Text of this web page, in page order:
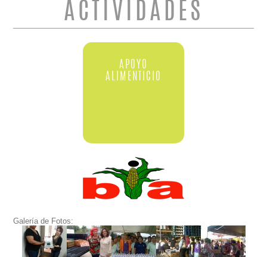
ACTIVIDADES
APOYO
ALIMENTICIO
Galería de Fotos: